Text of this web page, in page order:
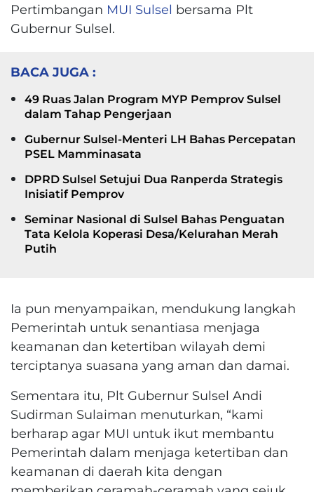
Pertimbangan MUI Sulsel bersama Plt
Gubernur Sulsel.
BACA JUGA :
49 Ruas Jalan Program MYP Pemprov Sulsel
dalam Tahap Pengerjaan
Gubernur Sulsel-Menteri LH Bahas Percepatan
PSEL Mamminasata
DPRD Sulsel Setujui Dua Ranperda Strategis
Inisiatif Pemprov
Seminar Nasional di Sulsel Bahas Penguatan
Tata Kelola Koperasi Desa/Kelurahan Merah
Putih
Ia pun menyampaikan, mendukung langkah
Pemerintah untuk senantiasa menjaga
keamanan dan ketertiban wilayah demi
terciptanya suasana yang aman dan damai.
Sementara itu, Plt Gubernur Sulsel Andi
Sudirman Sulaiman menuturkan, “kami
berharap agar MUI untuk ikut membantu
Pemerintah dalam menjaga ketertiban dan
keamanan di daerah kita dengan